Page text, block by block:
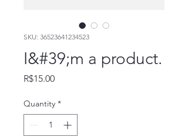
SKU: 36523641234523
I&#39;m a product.
R$15.00Price
Quantity *